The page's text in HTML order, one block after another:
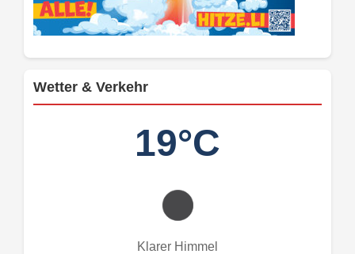
Wetter & Verkehr
19°C
Klarer Himmel